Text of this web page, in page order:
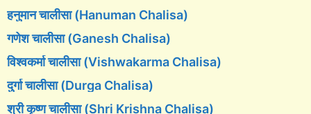
हनुमान चालीसा (Hanuman Chalisa)
गणेश चालीसा (Ganesh Chalisa)
विश्वकर्मा चालीसा (Vishwakarma Chalisa)
दुर्गा चालीसा (Durga Chalisa)
श्री कृष्ण चालीसा (Shri Krishna Chalisa)